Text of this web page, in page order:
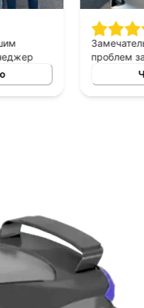
авто
проблем
этот же